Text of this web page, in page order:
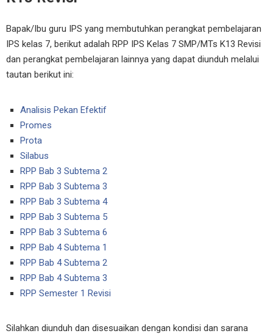
Bapak/Ibu guru IPS yang membutuhkan perangkat pembelajaran
IPS kelas 7, berikut adalah RPP IPS Kelas 7 SMP/MTs K13 Revisi
dan perangkat pembelajaran lainnya yang dapat diunduh melalui
tautan berikut ini:
Analisis Pekan Efektif
Promes
Prota
Silabus
RPP Bab 3 Subtema 2
RPP Bab 3 Subtema 3
RPP Bab 3 Subtema 4
RPP Bab 3 Subtema 5
RPP Bab 3 Subtema 6
RPP Bab 4 Subtema 1
RPP Bab 4 Subtema 2
RPP Bab 4 Subtema 3
RPP Semester 1 Revisi
Silahkan diunduh dan disesuaikan dengan kondisi dan sarana